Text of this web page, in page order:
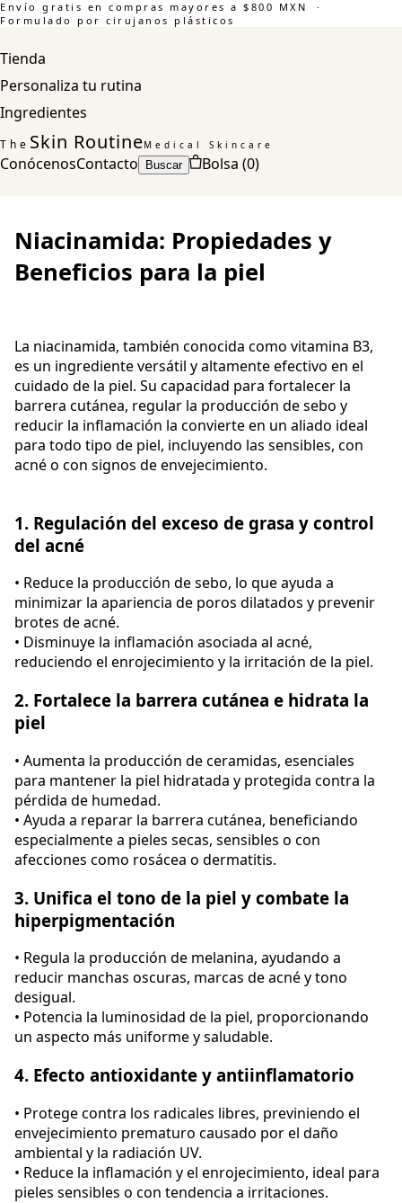
Envío gratis en compras mayores a $800 MXN ·
Formulado por cirujanos plásticos
Tienda
Personaliza tu rutina
Ingredientes
The Skin RoutineMedical Skincare
ConócenosContacto Buscar Bolsa (0)
Niacinamida: Propiedades y
Beneficios para la piel
La niacinamida, también conocida como vitamina B3,
es un ingrediente versátil y altamente efectivo en el
cuidado de la piel. Su capacidad para fortalecer la
barrera cutánea, regular la producción de sebo y
reducir la inflamación la convierte en un aliado ideal
para todo tipo de piel, incluyendo las sensibles, con
acné o con signos de envejecimiento.
1. Regulación del exceso de grasa y control
del acné
• Reduce la producción de sebo, lo que ayuda a
minimizar la apariencia de poros dilatados y prevenir
brotes de acné.
• Disminuye la inflamación asociada al acné,
reduciendo el enrojecimiento y la irritación de la piel.
2. Fortalece la barrera cutánea e hidrata la
piel
• Aumenta la producción de ceramidas, esenciales
para mantener la piel hidratada y protegida contra la
pérdida de humedad.
• Ayuda a reparar la barrera cutánea, beneficiando
especialmente a pieles secas, sensibles o con
afecciones como rosácea o dermatitis.
3. Unifica el tono de la piel y combate la
hiperpigmentación
• Regula la producción de melanina, ayudando a
reducir manchas oscuras, marcas de acné y tono
desigual.
• Potencia la luminosidad de la piel, proporcionando
un aspecto más uniforme y saludable.
4. Efecto antioxidante y antiinflamatorio
• Protege contra los radicales libres, previniendo el
envejecimiento prematuro causado por el daño
ambiental y la radiación UV.
• Reduce la inflamación y el enrojecimiento, ideal para
pieles sensibles o con tendencia a irritaciones.